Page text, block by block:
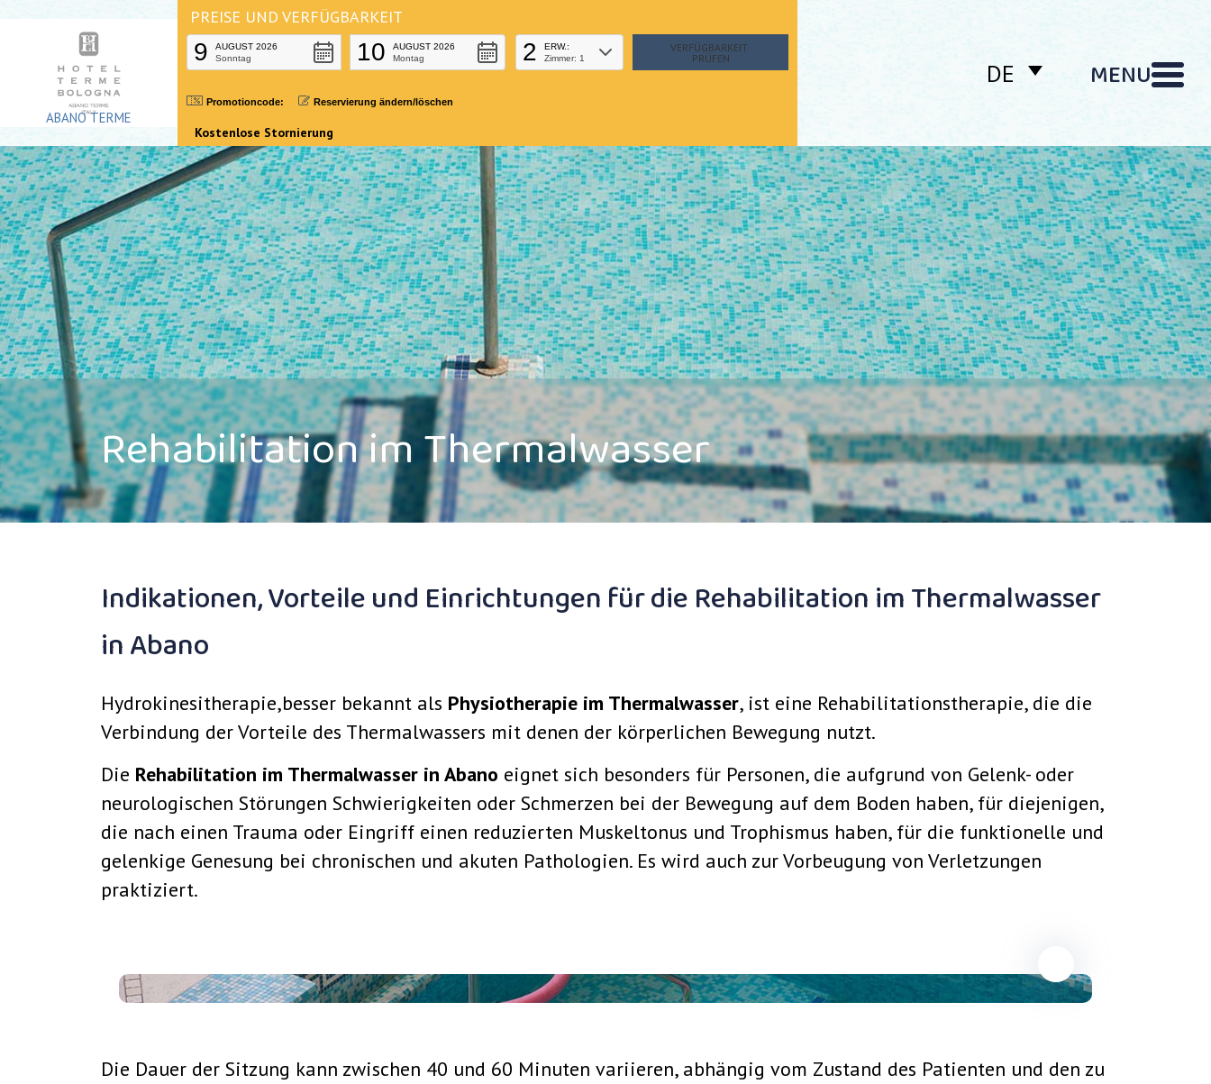
springen
ABANO TERME
PREISE UND VERFÜGBARKEIT
9
AUGUST 2026
Sonntag
10
AUGUST 2026
Montag
2
ERW.:
Zimmer: 1
Promotioncode: Reservierung ändern/löschen
Kostenlose Stornierung
DE MENU
Rehabilitation im Thermalwasser
Indikationen, Vorteile und Einrichtungen für die Rehabilitation im Thermalwasser
in Abano
Hydrokinesitherapie,besser bekannt als Physiotherapie im Thermalwasser, ist eine Rehabilitationstherapie, die die
Verbindung der Vorteile des Thermalwassers mit denen der körperlichen Bewegung nutzt.
Die Rehabilitation im Thermalwasser in Abano eignet sich besonders für Personen, die aufgrund von Gelenk- oder
neurologischen Störungen Schwierigkeiten oder Schmerzen bei der Bewegung auf dem Boden haben, für diejenigen,
die nach einen Trauma oder Eingriff einen reduzierten Muskeltonus und Trophismus haben, für die funktionelle und
gelenkige Genesung bei chronischen und akuten Pathologien. Es wird auch zur Vorbeugung von Verletzungen
praktiziert.
Die Dauer der Sitzung kann zwischen 40 und 60 Minuten variieren, abhängig vom Zustand des Patienten und den zu